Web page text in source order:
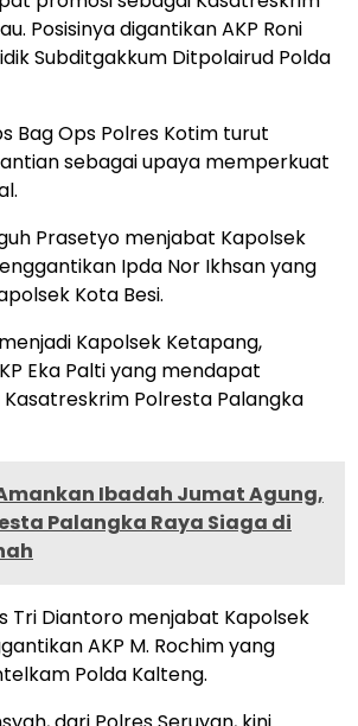
Posisinya digantikan AKP Roni
Subditgakkum Ditpolairud Polda
Bag Ops Polres Kotim turut
sebagai upaya memperkuat
Prasetyo menjabat Kapolsek
Ipda Nor Ikhsan yang
Kota Besi.
Kapolsek Ketapang,
Eka Palti yang mendapat
Polresta Palangka
Ibadah Jumat Agung,
Palangka Raya Siaga di
Tri Diantoro menjabat Kapolsek
AKP M. Rochim yang
Polda Kalteng.